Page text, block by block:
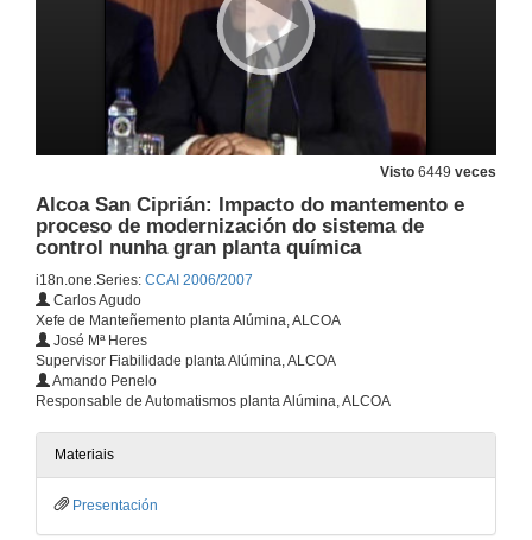
Visto 6449 veces
Alcoa San Ciprián: Impacto do mantemento e
proceso de modernización do sistema de
control nunha gran planta química
i18n.one.Series: CCAI 2006/2007
Carlos Agudo
Xefe de Manteñemento planta Alúmina, ALCOA
José Mª Heres
Supervisor Fiabilidade planta Alúmina, ALCOA
Amando Penelo
Responsable de Automatismos planta Alúmina, ALCOA
Materiais
Presentación
3 de nov. de 2006
7 de nov. de 2006
Entrevista
7 de nov. de 2006
Entrevista